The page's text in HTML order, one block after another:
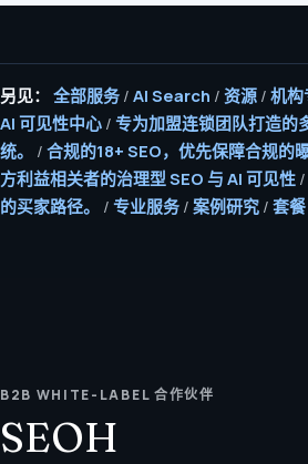
另见： 全部服务 / AI Search / 资源 / 机
AI 可见性中心 / 专为加盟连锁团队打造的
统。
/ 合规的18+ SEO，优先保障合规的
方利益相关者的治理型 SEO 与 AI 可见性 /
的买家路径。
/ 专业服务 / 案例研究 / 套餐
B2B WHITE-LABEL 合作伙伴
SEOH